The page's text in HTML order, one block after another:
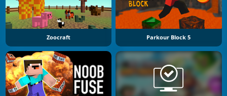
Zoocraft Parkour Block 5